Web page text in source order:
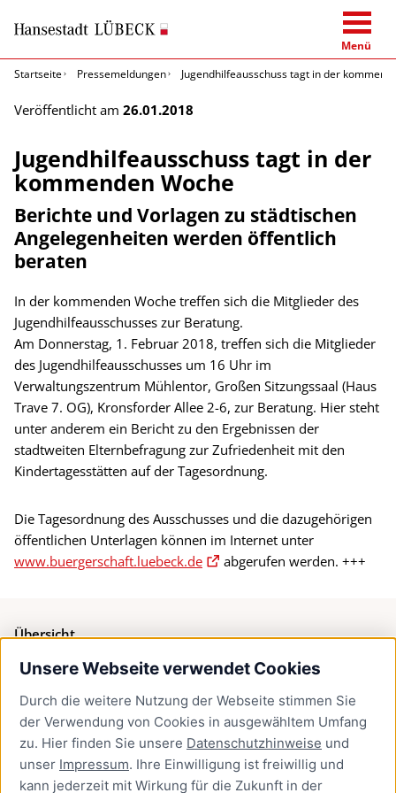
Unsere Webseite verwendet Cookies
Durch die weitere Nutzung der Webseite stimmen Sie
der Verwendung von Cookies in ausgewähltem Umfang
zu. Hier finden Sie unsere Datenschutzhinweise und
unser Impressum. Ihre Einwilligung ist freiwillig und
kann jederzeit mit Wirkung für die Zukunft in der
Menü
Startseite
Pressemeldungen Jugendhilfeausschuss tagt in der
Veröffentlicht am 26.01.2018
Jugendhilfeausschuss tagt in der
kommenden Woche
Berichte und Vorlagen zu städtischen
Angelegenheiten werden öffentlich
beraten
In der kommenden Woche treffen sich die Mitglieder des
Jugendhilfeausschusses zur Beratung.
Am Donnerstag, 1. Februar 2018, treffen sich die Mitglieder
des Jugendhilfeausschusses um 16 Uhr im
Verwaltungszentrum Mühlentor, Großen Sitzungssaal (Haus
Trave 7. OG), Kronsforder Allee 2-6, zur Beratung. Hier steht
unter anderem ein Bericht zu den Ergebnissen der
stadtweiten Elternbefragung zur Zufriedenheit mit den
Kindertagesstätten auf der Tagesordnung.
Die Tagesordnung des Ausschusses und die dazugehörigen
öffentlichen Unterlagen können im Internet unter
www.buergerschaft.luebeck.de
abgerufen werden. +++
Übersicht
Bürgerservice
Presse
Newsletter Lübeck:kompakt
Kontakt